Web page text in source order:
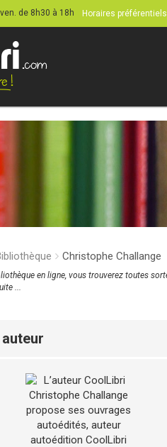
ven. de 8h30 à 18h Horaires préférentiels
Christophe Challange
en ligne, vous trouverez toutes
...
auteur